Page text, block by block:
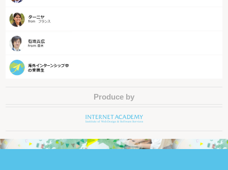
Produce by